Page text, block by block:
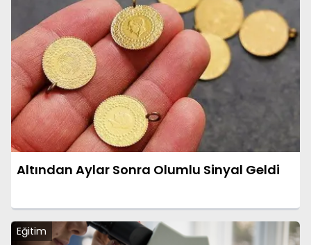
Altından Aylar Sonra Olumlu Sinyal Geldi
Eğitim